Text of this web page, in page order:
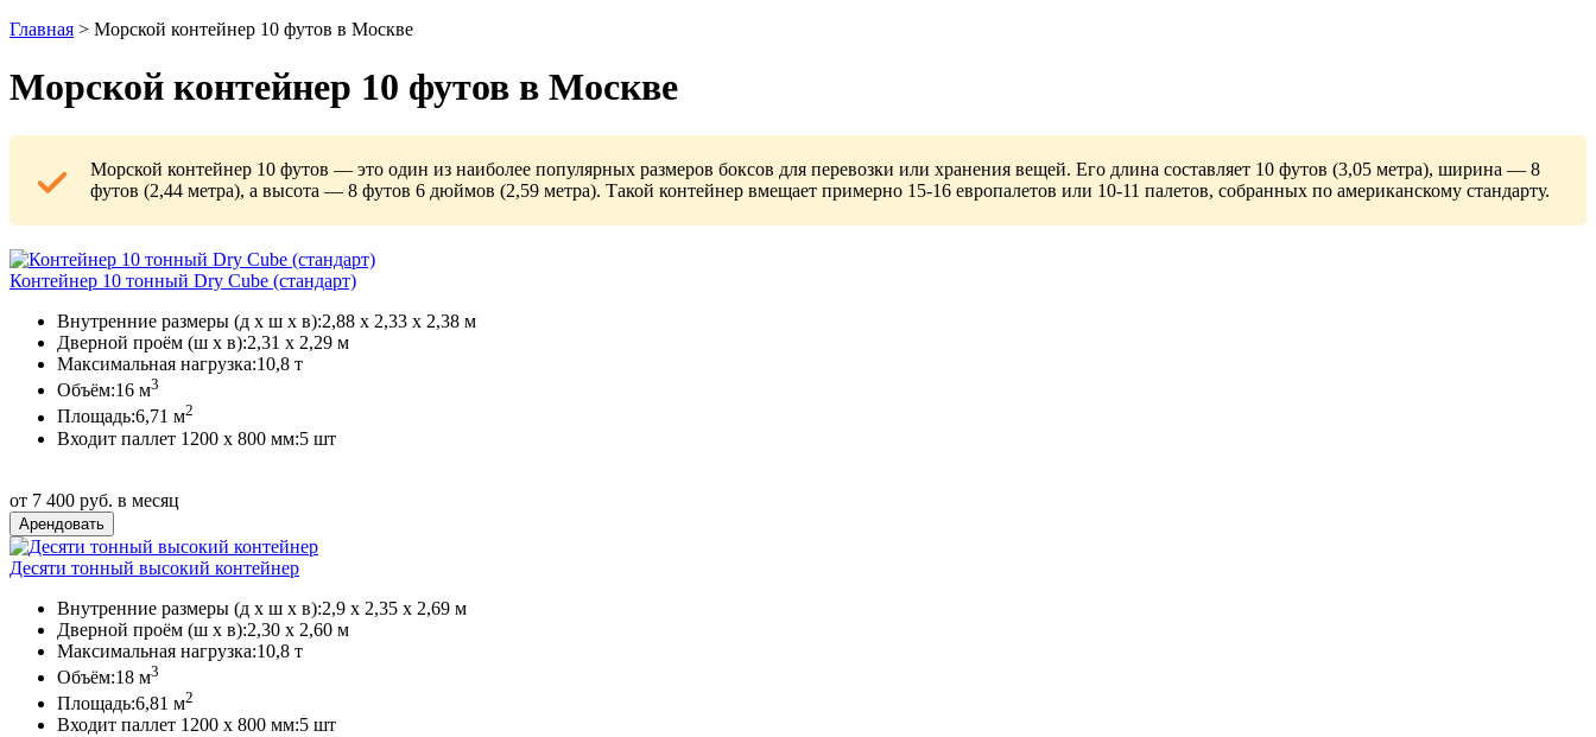
Главная > Морской контейнер 10 футов в Москве
Морской контейнер 10 футов в Москве
Морской контейнер 10 футов — это один из наиболее популярных размеров боксов для перевозки или хранения вещей. Его длина составляет 10 футов (3,05 метра), ширина — 8
футов (2,44 метра), а высота — 8 футов 6 дюймов (2,59 метра). Такой контейнер вмещает примерно 15-16 европалетов или 10-11 палетов, собранных по американскому стандарту.
Контейнер 10 тонный Dry Cube (стандарт)
Внутренние размеры (д х ш х в):2,88 х 2,33 х 2,38 м
Дверной проём (ш х в):2,31 х 2,29 м
Максимальная нагрузка:10,8 т
Объём:16 м3
Площадь:6,71 м2
Входит паллет 1200 х 800 мм:5 шт
от 7 400 руб. в месяц
Десяти тонный высокий контейнер
Внутренние размеры (д х ш х в):2,9 х 2,35 х 2,69 м
Дверной проём (ш х в):2,30 х 2,60 м
Максимальная нагрузка:10,8 т
Объём:18 м3
Площадь:6,81 м2
Входит паллет 1200 х 800 мм:5 шт